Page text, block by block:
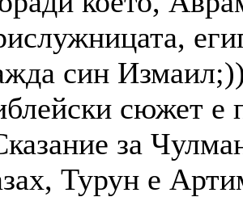
син
сюжет е
за
Турун е